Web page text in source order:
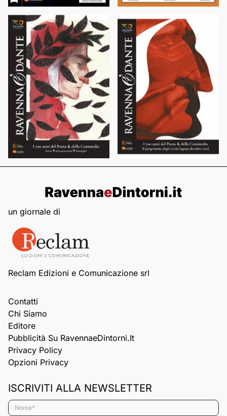
un giornale di
Reclam Edizioni e Comunicazione srl
Contatti
Chi Siamo
Editore
Pubblicità Su RavennaeDintorni.it
Privacy Policy
Opzioni Privacy
ISCRIVITI ALLA NEWSLETTER
Nome*